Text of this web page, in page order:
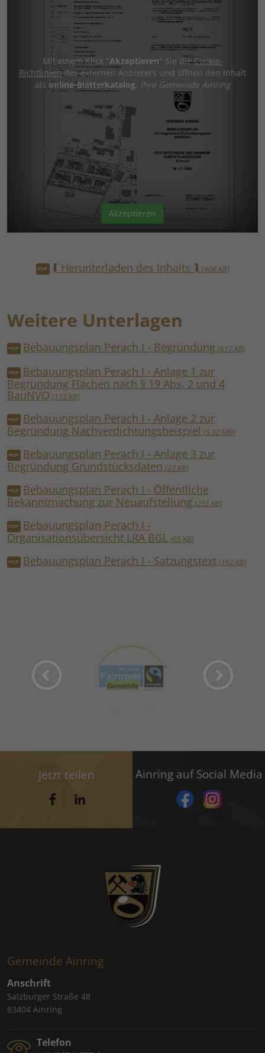
Mit einem Klick "Akzeptieren" Sie dieCookie-
Richtlinien des externen Anbieters und öffnen den Inhalt
als online-Blätterkatalog. Ihre Gemeinde Ainring
Akzeptieren
⮮ Herunterladen des Inhalts ⮯ 408 KB
Weitere Unterlagen
Bebauungsplan Perach I - Begründung 617 KB
Bebauungsplan Perach I - Anlage 1 zur
Begründung Flächen nach § 19 Abs. 2 und 4
BauNVO 115 KB
Bebauungsplan Perach I - Anlage 2 zur
Begründung Nachverdichtungsbeispiel 5.92 MB
Bebauungsplan Perach I - Anlage 3 zur
Begründung Grundstücksdaten 23 KB
Bebauungsplan Perach I - Öffentliche
Bekanntmachung zur Neuaufstellung 255 KB
Bebauungsplan Perach I -
Organisationsübersicht LRA BGL 65 KB
Bebauungsplan Perach I - Satzungstext 162 KB
Jetzt teilen Ainring auf Social Media
Gemeinde Ainring
Anschrift
Salzburger Straße 48
83404 Ainring
Telefon